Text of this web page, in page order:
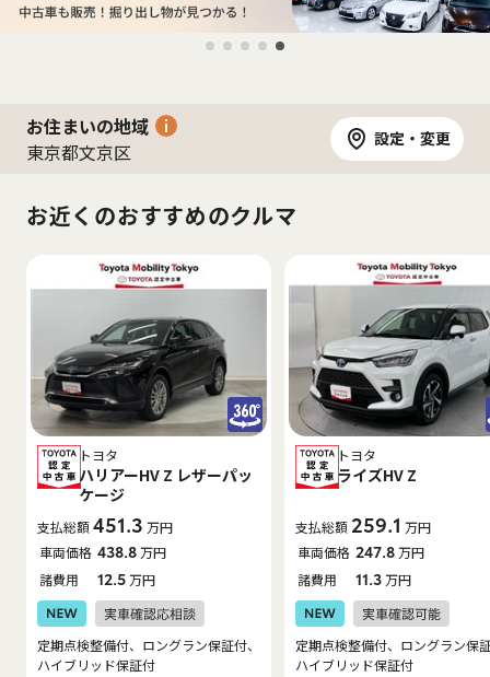
お住まいの地域
東京都文京区
設定・変更
お近くのおすすめのクルマ
トヨタ
ハリアーHV Z レザーパッ
ケージ
支払総額451.3 万円
車両価格 438.8万円
諸費用
12.5万円
定期点検整備付、ロングラン保証付、
ハイブリッド保証付
トヨタ
ライズHV Z
支払総額 259.1 万円
車両価格 247.8万円
諸費用
11.3万円
定期点検整備付、ロングラン保
ハイブリッド保証付